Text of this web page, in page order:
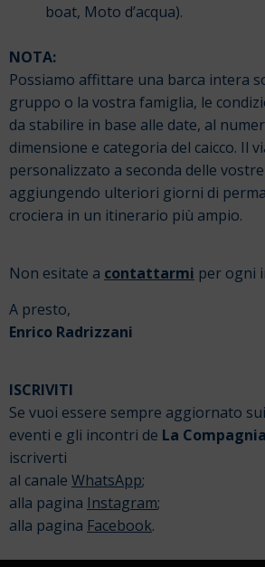
boat, Moto d’acqua).
NOTA:
Possiamo affittare una barca intera
gruppo o la vostra famiglia, le
da stabilire in base alle date, al
dimensione e categoria del caicco. Il
personalizzato a seconda delle
aggiungendo ulteriori giorni di
crociera in un itinerario più ampio.
Non esitate a contattarmi per ogni
A presto,
Enrico Radrizzani
ISCRIVITI
Se vuoi essere sempre aggiornato
eventi e gli incontri de La
iscriverti
al canale WhatsApp;
alla pagina Instagram;
alla pagina Facebook.